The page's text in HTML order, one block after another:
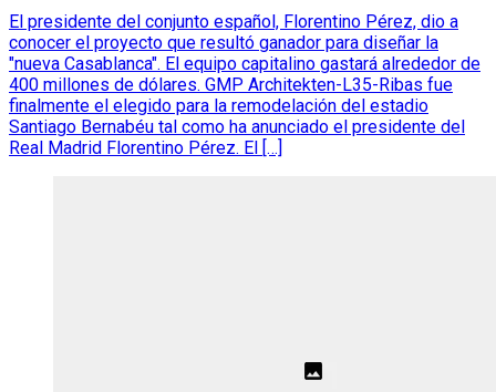
El presidente del conjunto español, Florentino Pérez, dio a
conocer el proyecto que resultó ganador para diseñar la
"nueva Casablanca". El equipo capitalino gastará alrededor de
400 millones de dólares. GMP Architekten-L35-Ribas fue
finalmente el elegido para la remodelación del estadio
Santiago Bernabéu tal como ha anunciado el presidente del
Real Madrid Florentino Pérez. El […]